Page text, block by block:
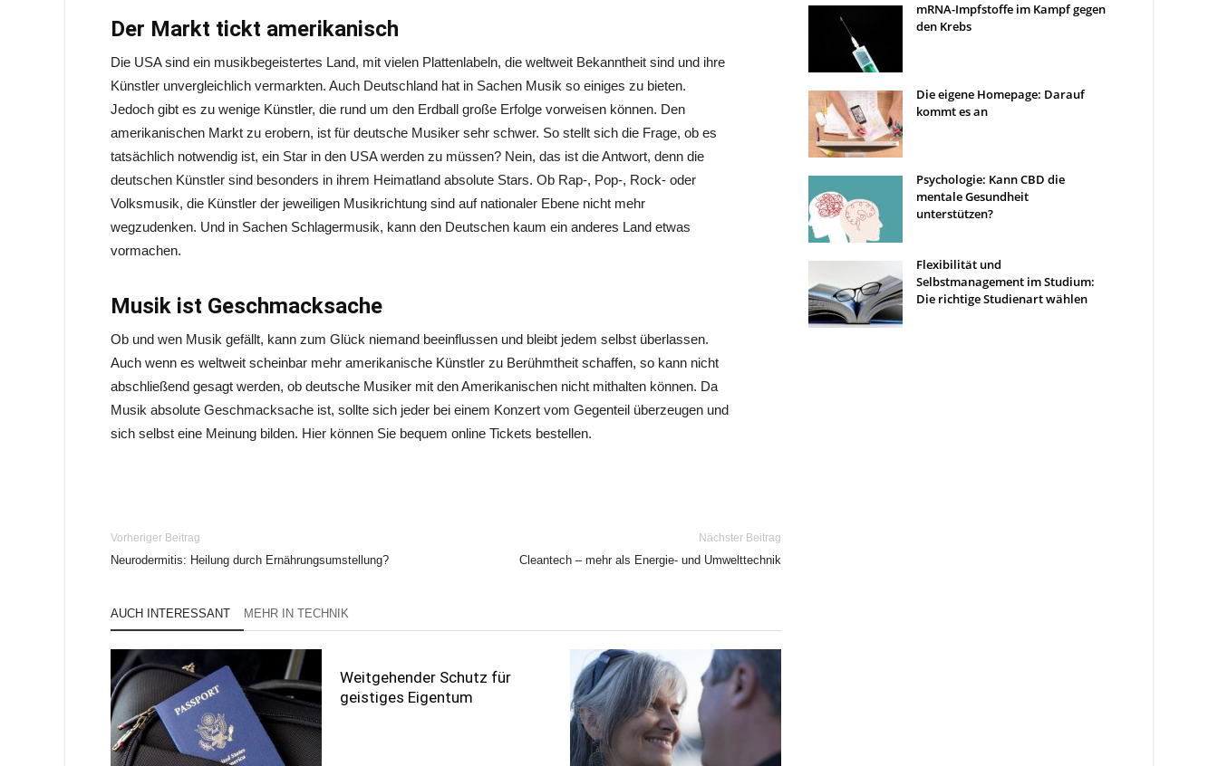
Der Markt tickt amerikanisch
Die USA sind ein musikbegeistertes Land, mit vielen Plattenlabeln, die weltweit Bekanntheit sind und ihre
Künstler unvergleichlich vermarkten. Auch Deutschland hat in Sachen Musik so einiges zu bieten.
Jedoch gibt es zu wenige Künstler, die rund um den Erdball große Erfolge vorweisen können. Den
amerikanischen Markt zu erobern, ist für deutsche Musiker sehr schwer. So stellt sich die Frage, ob es
tatsächlich notwendig ist, ein Star in den USA werden zu müssen? Nein, das ist die Antwort, denn die
deutschen Künstler sind besonders in ihrem Heimatland absolute Stars. Ob Rap-, Pop-, Rock- oder
Volksmusik, die Künstler der jeweiligen Musikrichtung sind auf nationaler Ebene nicht mehr
wegzudenken. Und in Sachen Schlagermusik, kann den Deutschen kaum ein anderes Land etwas
vormachen.
Musik ist Geschmacksache
Ob und wen Musik gefällt, kann zum Glück niemand beeinflussen und bleibt jedem selbst überlassen.
Auch wenn es weltweit scheinbar mehr amerikanische Künstler zu Berühmtheit schaffen, so kann nicht
abschließend gesagt werden, ob deutsche Musiker mit den Amerikanischen nicht mithalten können. Da
Musik absolute Geschmacksache ist, sollte sich jeder bei einem Konzert vom Gegenteil überzeugen und
sich selbst eine Meinung bilden. Hier können Sie bequem online Tickets bestellen.
Vorheriger Beitrag
Neurodermitis: Heilung durch Ernährungsumstellung?
Nächster Beitrag
Cleantech – mehr als Energie- und Umwelttechnik
AUCH INTERESSANT MEHR IN TECHNIK
Weitgehender Schutz für
geistiges Eigentum
mRNA-Impfstoffe im Kampf gegen
den Krebs
Die eigene Homepage: Darauf
kommt es an
Psychologie: Kann CBD die
mentale Gesundheit
unterstützen?
Flexibilität und
Selbstmanagement im Studium:
Die richtige Studienart wählen